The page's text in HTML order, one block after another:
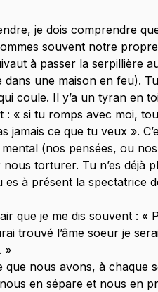
je dois comprendre
souvent notre
à passer la serpillière
dans une maison en feu).
coule. Il y’a un tyran en
: « si tu romps avec moi,
jamais ce que tu veux ».
(nos pensées, ou
nous torturer. Tu n’es déjà
es à présent la spectatrice
que je me dis souvent : «
trouvé l’âme soeur je
»
nous avons, à chaque
en sépare et nous en